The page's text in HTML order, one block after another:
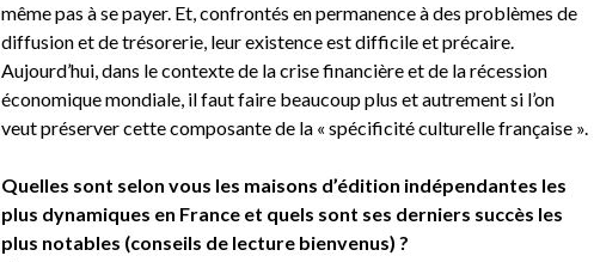
même pas à se payer. Et, confrontés en permanence à des problèmes de
diffusion et de trésorerie, leur existence est difficile et précaire.
Aujourd’hui, dans le contexte de la crise financière et de la récession
économique mondiale, il faut faire beaucoup plus et autrement si l’on
veut préserver cette composante de la « spécificité culturelle française ».
Quelles sont selon vous les maisons d’édition indépendantes les
plus dynamiques en France et quels sont ses derniers succès les
plus notables (conseils de lecture bienvenus) ?